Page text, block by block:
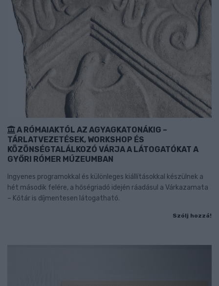
A RÓMAIAKTÓL AZ AGYAGKATONÁKIG –
TÁRLATVEZETÉSEK, WORKSHOP ÉS
KÖZÖNSÉGTALÁLKOZÓ VÁRJA A LÁTOGATÓKAT A
GYŐRI RÓMER MÚZEUMBAN
Ingyenes programokkal és különleges kiállításokkal készülnek a
hét második felére, a hőségriadó idején ráadásul a Várkazamata
– Kőtár is díjmentesen látogatható.
Szólj hozzá!